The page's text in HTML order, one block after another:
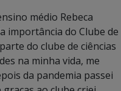
médio Rebeca
importância do Clube de
do clube de ciências
na minha vida, me
da pandemia passei